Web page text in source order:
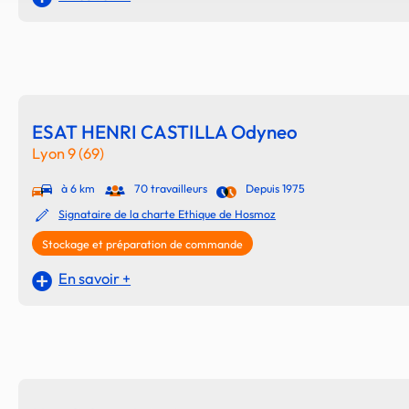
ESAT HENRI CASTILLA Odyneo
Lyon 9 (69)
à 6 km 70 travailleurs
Depuis 1975
Signataire de la charte Ethique de Hosmoz
Stockage et préparation de commande
En savoir +